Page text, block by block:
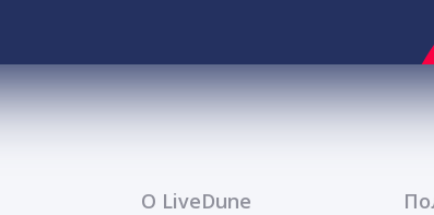
О LiveDune